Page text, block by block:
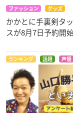
ファッション グッズ
かかとに手裏剣タ
スが8月7日予約開
ランキング 話題 声優